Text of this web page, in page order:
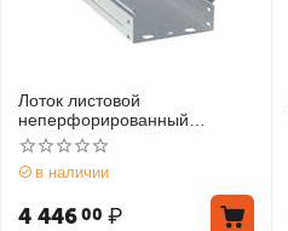
Лоток листовой
неперфорированный
100х200 L2000 0.8мм INOX
EKF L10020000-INOX
в наличии
4 44600 ₽